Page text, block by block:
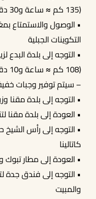
(135 كم ≈ ساعة و30 دقيقة)
• الوصول والاستمتاع
التكوينات الجبلية
• التوجه إلى بلدة البدع
(108 كم ≈ ساعة و10 دقائق)
– سيتم توفير وجبات
• التوجه إلى بلدة مقنا
• العودة إلى بلدة مقنا
• التوجه إلى رأس الشيخ
كاتالينا
• العودة إلى مطار
• التوجه إلى فندق جدة
والمبيت